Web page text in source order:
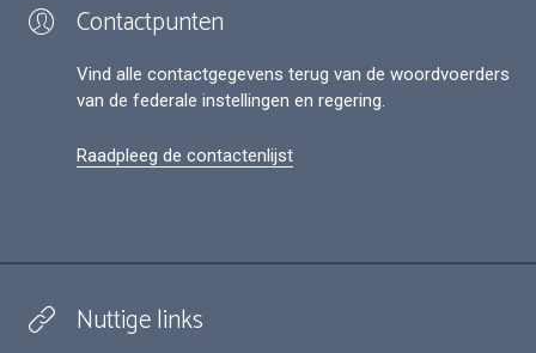
Contactpunten
Vind alle contactgegevens terug van de woordvoerders
van de federale instellingen en regering.
Raadpleeg de contactenlijst
Nuttige links